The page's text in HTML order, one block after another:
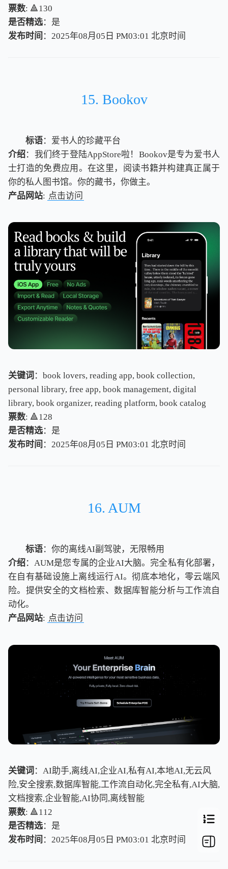
票数: 🔺130
是否精选：是
发布时间 ：2025年08月05日 PM03:01 北京时间
北京时间
15. Bookov
标语：爱书人的珍藏平台
介绍：我们终于登陆AppStore啦！Bookov是专为爱书人
士打造的免费应用。在这里，阅读书籍并构建真正属于
你的私人图书馆。你的藏书，你做主。
产品网站: 点击访问
关键词 ：book lovers, reading app, book collection,
personal library, free app, book management, digital
library, book organizer, reading platform, book catalog
票数: 🔺128
是否精选：是
发布时间 ：2025年08月05日 PM03:01 北京时间
北京时间
16. AUM
标语：你的离线AI副驾驶，无限畅用
介绍：AUM是您专属的企业AI大脑。完全私有化部署，
在自有基础设施上离线运行AI。彻底本地化，零云端风
险。提供安全的文档检索、数据库智能分析与工作流自
动化。
产品网站: 点击访问
关键词 ：AI助手,离线AI,企业AI,私有AI,本地AI,无云风
险,安全搜索,数据库智能,工作流自动化,完全私有,AI大脑,
文档搜索,企业智能,AI协同,离线智能
票数: 🔺112
是否精选：是
发布时间 ：2025年08月05日 PM03:01 北京时间
北京时间